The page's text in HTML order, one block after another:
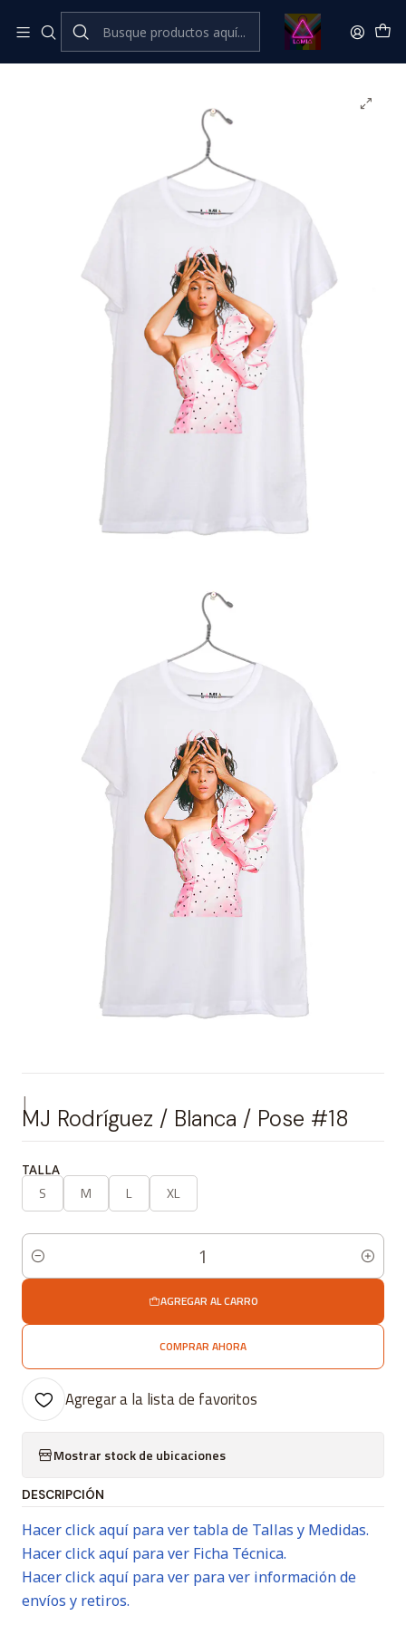
Inicio Catálogo Classic LGBTIQANB+ Classic
MJ Rodríguez / Blanca / Pose #18
|
MJ Rodríguez / Blanca / Pose #18
TALLA
S M L XL
Cantidad
AGREGAR AL CARRO
COMPRAR AHORA
Agregar a la lista de favoritos
Mostrar stock de ubicaciones
DESCRIPCIÓN
Hacer click aquí para ver tabla de Tallas y Medidas.
Hacer click aquí para ver Ficha Técnica.
Hacer click aquí para ver para ver información de
envíos y retiros.